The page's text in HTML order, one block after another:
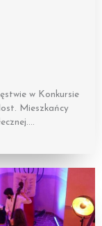
w Konkursie
Mieszkańcy